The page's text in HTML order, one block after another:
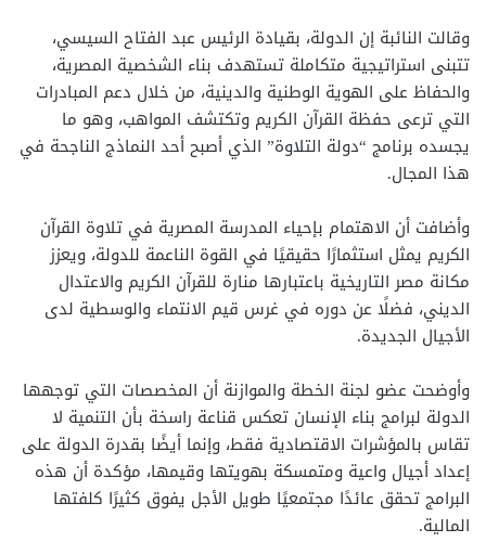
وقالت النائبة إن الدولة، بقيادة الرئيس عبد الفتاح السيسي،
تتبنى استراتيجية متكاملة تستهدف بناء الشخصية المصرية،
والحفاظ على الهوية الوطنية والدينية، من خلال دعم المبادرات
التي ترعى حفظة القرآن الكريم وتكتشف المواهب، وهو ما
يجسده برنامج “دولة التلاوة” الذي أصبح أحد النماذج الناجحة في
هذا المجال.
وأضافت أن الاهتمام بإحياء المدرسة المصرية في تلاوة القرآن
الكريم يمثل استثمارًا حقيقيًا في القوة الناعمة للدولة، ويعزز
مكانة مصر التاريخية باعتبارها منارة للقرآن الكريم والاعتدال
الديني، فضلًا عن دوره في غرس قيم الانتماء والوسطية لدى
الأجيال الجديدة.
وأوضحت عضو لجنة الخطة والموازنة أن المخصصات التي توجهها
الدولة لبرامج بناء الإنسان تعكس قناعة راسخة بأن التنمية لا
تقاس بالمؤشرات الاقتصادية فقط، وإنما أيضًا بقدرة الدولة على
إعداد أجيال واعية ومتمسكة بهويتها وقيمها، مؤكدة أن هذه
البرامج تحقق عائدًا مجتمعيًا طويل الأجل يفوق كثيرًا كلفتها
المالية.